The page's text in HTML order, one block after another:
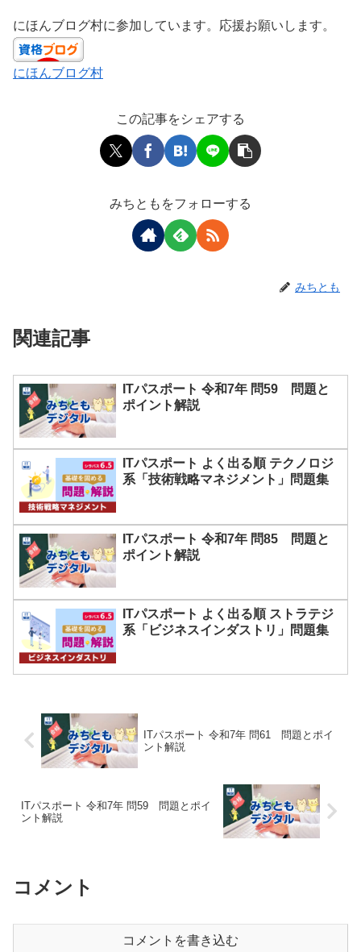
にほんブログ村に参加しています。応援お願いします。
にほんブログ村
この記事をシェアする
みちともをフォローする
みちとも
関連記事
ITパスポート 令和7年 問59 問題と
ポイント解説
ITパスポート よく出る順 テクノロジ
系「技術戦略マネジメント」問題集
ITパスポート 令和7年 問85 問題と
ポイント解説
ITパスポート よく出る順 ストラテジ
系「ビジネスインダストリ」問題集
ITパスポート 令和7年 問61 問題とポイ
ント解説
ITパスポート 令和7年 問59 問題とポイ
ント解説
コメント
コメントを書き込む